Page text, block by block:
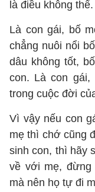
là điều không thể.
Là con gái, bố
chẳng nuôi nổi
dâu không tốt,
con. Là con
trong cuộc đời
Vì vậy nếu con
mẹ thì chớ cũng
sinh con, thì hãy
về với mẹ, đừng
mà nên họ tự đi